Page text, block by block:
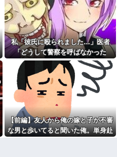
に大変なら育児やめれば？」冗
談で言ったのに本気に取られて
離婚を言い渡された
14年前に捨てられた元カノの
「托卵」が発覚し間男扱いされ
た。妻の疑いの視線の中、昔捨
てずに残していた『〇〇』を持
ち出した結果←修理屋のオッサ
ンの技術力とノリが神すぎる
彼女と結婚の話をしていた時
に言われたことが衝撃だった
彼女と結婚の話をしていた時
に言われたことが衝撃だった
犬が大嫌いで脂汗が止まらな
い私。リードをつけ放置された
犬に絡まれ、追いかけられた先
で『信じられない光景』を目撃
→必死で救急車を呼ぶも犬と取
羅場になり…
私「彼氏に殴られました…」医者
「どうして警察を呼ばなかった
の？」→医師の厳しい一言で考え方
が変わり…
【前編】友人から俺の嫁と子が不審
な男と歩いてると聞いた俺。単身赴